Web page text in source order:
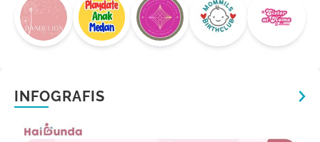
INFOGRAFIS